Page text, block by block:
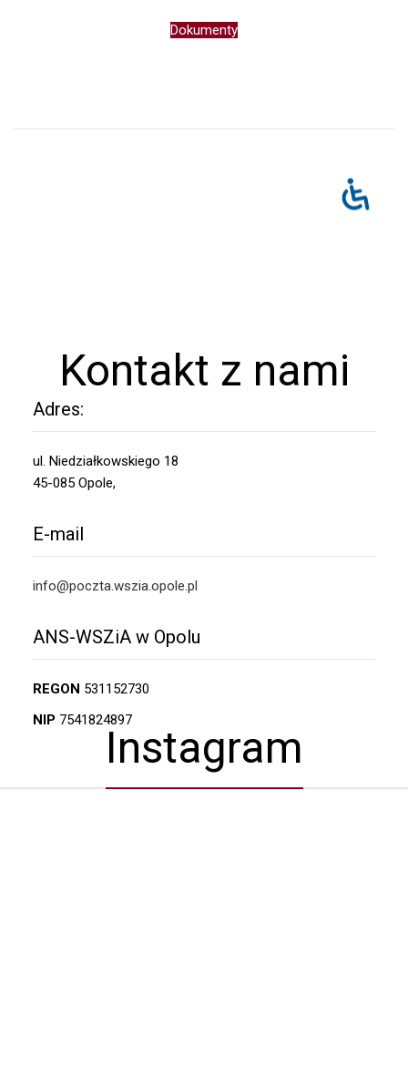
Dokumenty
Kontakt z nami
Adres:
ul. Niedziałkowskiego 18
45-085 Opole,
E-mail
info@poczta.wszia.opole.pl
ANS-WSZiA w Opolu
REGON 531152730
NIP 7541824897
Instagram